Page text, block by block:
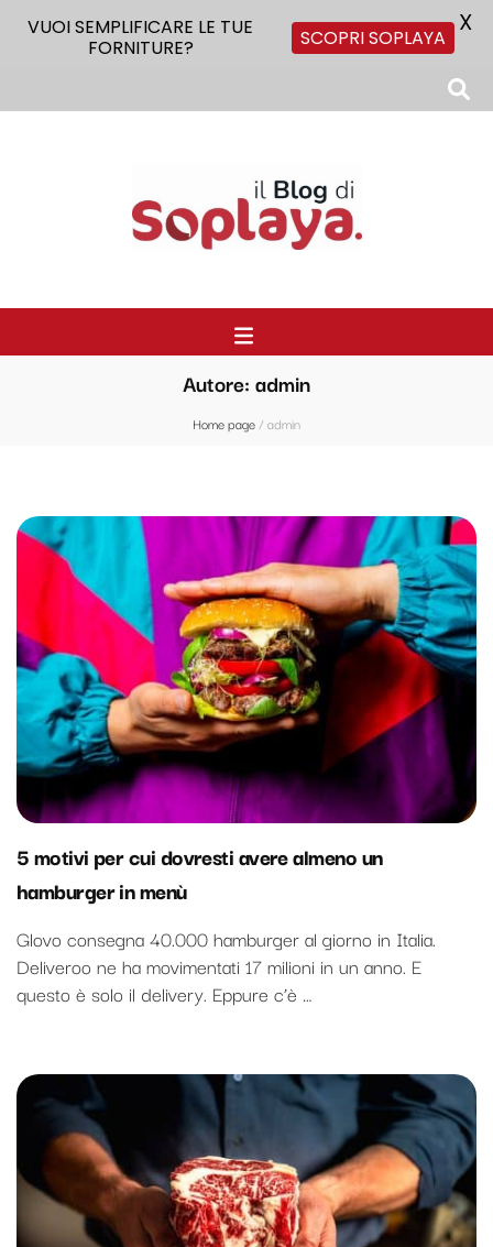
Autore: admin
Home page/admin
5 motivi per cui dovresti avere almeno un
hamburger in menù
Glovo consegna 40.000 hamburger al giorno in Italia.
Deliveroo ne ha movimentati 17 milioni in un anno. E
questo è solo il delivery. Eppure c’è …
VUOI SEMPLIFICARE LE TUE
FORNITURE?
SCOPRI SOPLAYA X